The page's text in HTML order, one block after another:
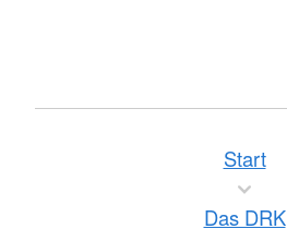
Start
Das DRK